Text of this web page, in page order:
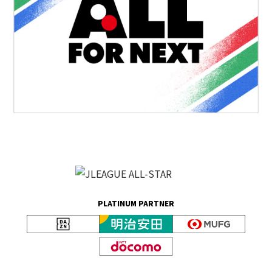
PLATINUM PARTNER